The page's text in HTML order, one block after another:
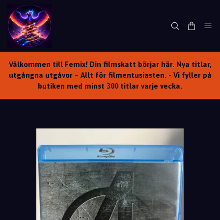
Välkommen till Femix! Din filmskatt börjar här. Nya titlar,
utgångna utgåvor – Allt för filmentusiasten. - Vi fyller på
butiken med minst 300 titlar varje vecka.